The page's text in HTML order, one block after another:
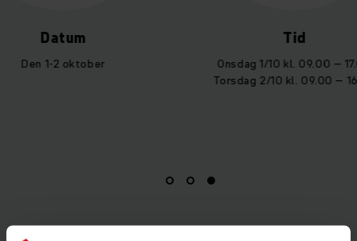
2 oktober
Onsdag 1/10 kl. 09.00 – 17.00
Torsdag 2/10 kl. 09.00 – 16.00